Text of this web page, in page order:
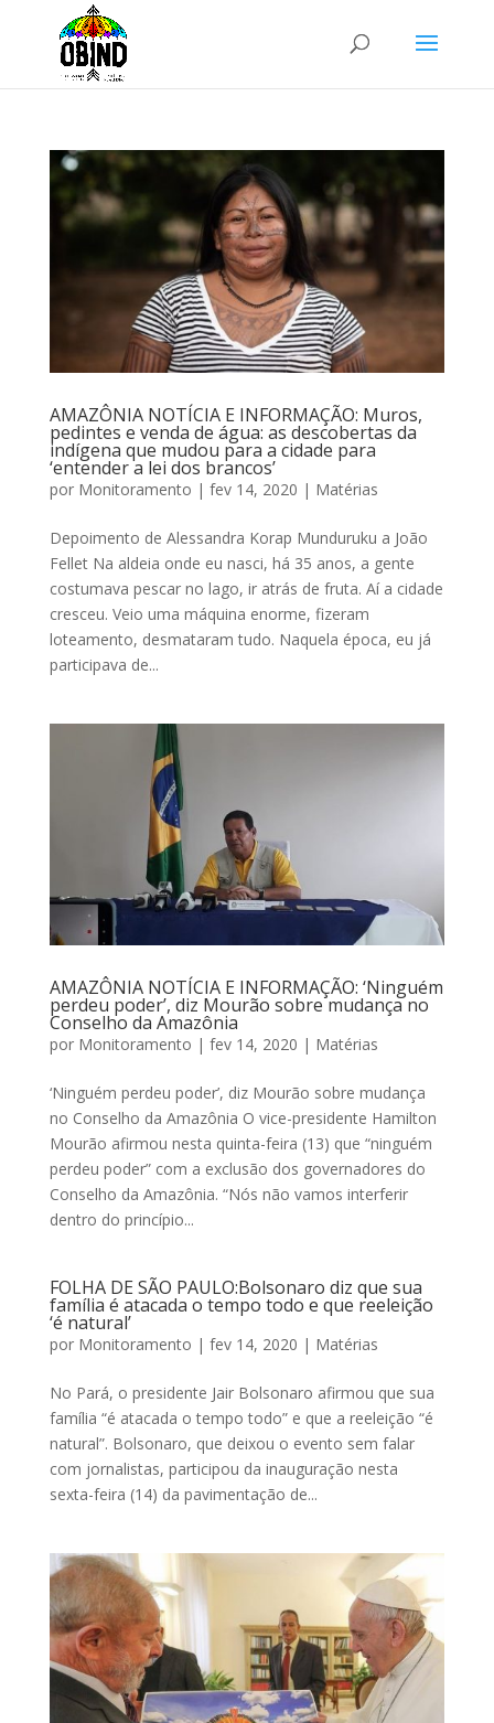
AMAZÔNIA NOTÍCIA E INFORMAÇÃO: Muros,
pedintes e venda de água: as descobertas da
indígena que mudou para a cidade para
‘entender a lei dos brancos’
por Monitoramento | fev 14, 2020 | Matérias
Depoimento de Alessandra Korap Munduruku a João
Fellet Na aldeia onde eu nasci, há 35 anos, a gente
costumava pescar no lago, ir atrás de fruta. Aí a cidade
cresceu. Veio uma máquina enorme, fizeram
loteamento, desmataram tudo. Naquela época, eu já
participava de...
AMAZÔNIA NOTÍCIA E INFORMAÇÃO: ‘Ninguém
perdeu poder’, diz Mourão sobre mudança no
Conselho da Amazônia
por Monitoramento | fev 14, 2020 | Matérias
‘Ninguém perdeu poder’, diz Mourão sobre mudança
no Conselho da Amazônia O vice-presidente Hamilton
Mourão afirmou nesta quinta-feira (13) que “ninguém
perdeu poder” com a exclusão dos governadores do
Conselho da Amazônia. “Nós não vamos interferir
dentro do princípio...
FOLHA DE SÃO PAULO:Bolsonaro diz que sua
família é atacada o tempo todo e que reeleição
‘é natural’
por Monitoramento | fev 14, 2020 | Matérias
No Pará, o presidente Jair Bolsonaro afirmou que sua
família “é atacada o tempo todo” e que a reeleição “é
natural”. Bolsonaro, que deixou o evento sem falar
com jornalistas, participou da inauguração nesta
sexta-feira (14) da pavimentação de...